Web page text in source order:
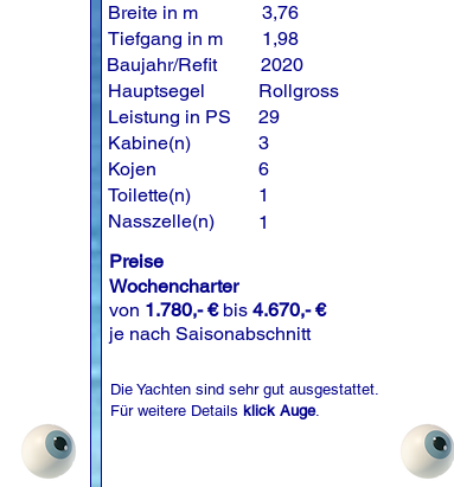
Breite in m
Tiefgang in m
Baujahr/Refit
Hauptsegel
Leistung in PS
Kabine(n)
Kojen
Toilette(n)
Nasszelle(n)
3,76
1,98
2020
Rollgross
29
3
6
1
1
Preise
Wochencharter
von 1.780,- €bis 4.670,- €
je nach Saisonabschnitt
Die Yachten sind sehr gut ausgestattet.
Für weitere Details klick Auge.